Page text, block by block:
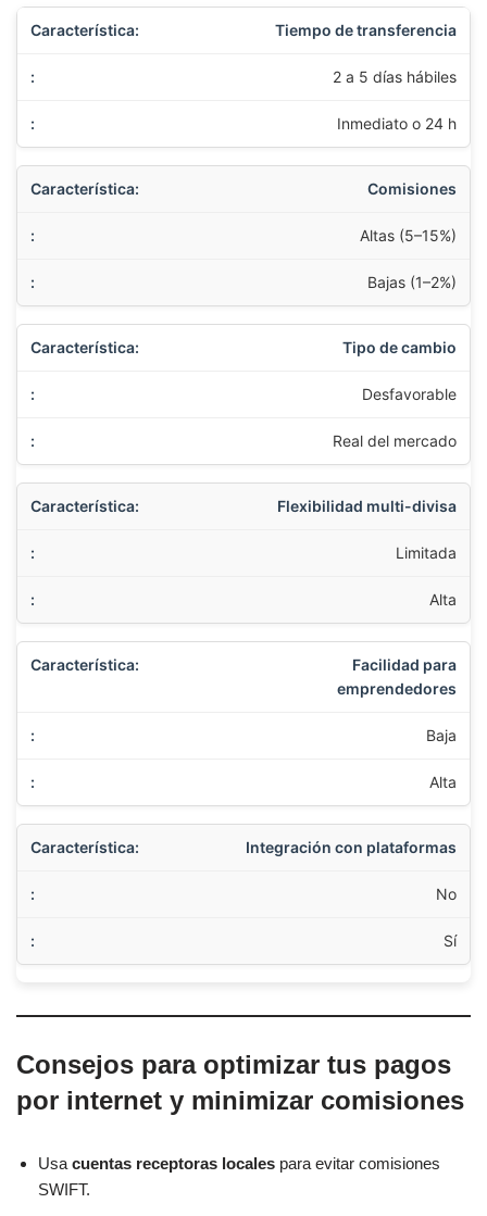
Tiempo de transferencia
2 a 5 días hábiles
Inmediato o 24 h
Comisiones
Altas (5–15%)
Bajas (1–2%)
Tipo de cambio
Desfavorable
Real del mercado
Flexibilidad multi-divisa
Limitada
Alta
Facilidad para
emprendedores
Baja
Alta
Integración con plataformas
No
Sí
Consejos para optimizar tus pagos
por internet y minimizar comisiones
Usa cuentas receptoras locales para evitar comisiones
SWIFT.